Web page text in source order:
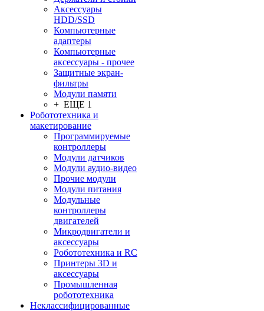
Аксессуары
HDD/SSD
Компьютерные
адаптеры
Компьютерные
аксессуары - прочее
Защитные экран-
фильтры
Модули памяти
+ ЕЩЕ 1
Робототехника и
макетирование
Программируемые
контроллеры
Модули датчиков
Модули аудио-видео
Прочие модули
Модули питания
Модульные
контроллеры
двигателей
Микродвигатели и
аксессуары
Робототехника и RC
Принтеры 3D и
аксессуары
Промышленная
робототехника
Неклассифицированные